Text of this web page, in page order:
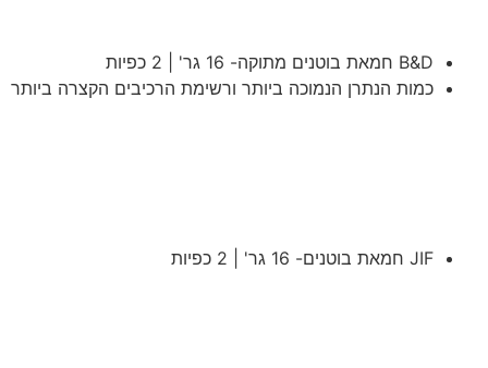
B&D חמאת בוטנים מתוקה- 16 גר' | 2 כפיות
כמות הנתרן הנמוכה ביותר ורשימת הרכיבים הקצרה ביותר
JIF חמאת בוטנים- 16 גר' | 2 כפיות